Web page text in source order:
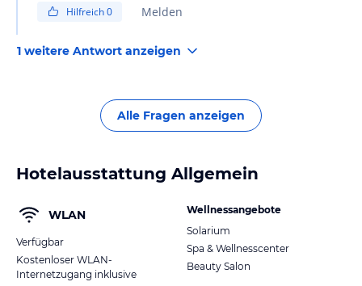
Hilfreich0 Melden
1 weitere Antwort anzeigen
Alle Fragen anzeigen
Hotelausstattung Allgemein
WLAN
Verfügbar
Kostenloser WLAN-
Internetzugang inklusive
Wellnessangebote
Solarium
Spa & Wellnesscenter
Beauty Salon